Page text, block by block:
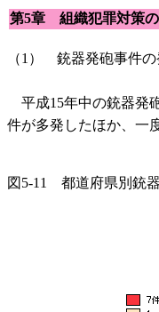
第5章 組織犯罪対策
（1） 銃器発砲事件の
平成15年中の銃器発
件が多発したほか、一
図5-11 都道府県別銃